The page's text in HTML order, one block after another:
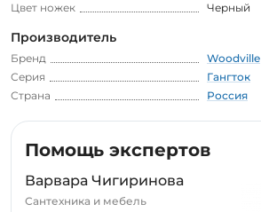
Помощь экспертов
Варвара Чигиринова
Сантехника и мебель
Цвет ножек
Черный
Производитель
Бренд
Woodville
Серия
Гангток
Страна
Россия